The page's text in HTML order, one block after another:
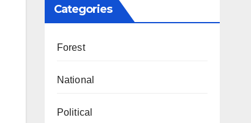
Categories
Forest
National
Political